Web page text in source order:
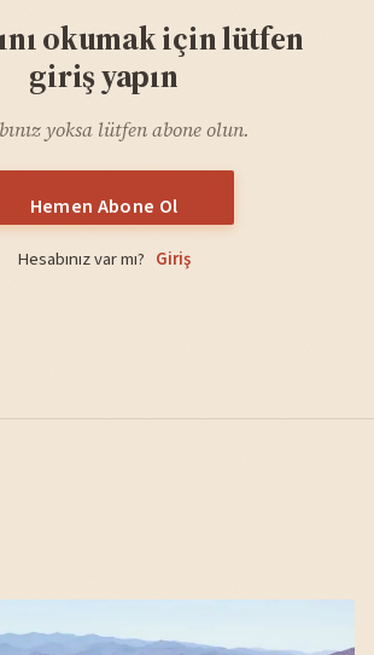
okumak için lütfen
giriş yapın
yoksa lütfen abone olun.
Hemen Abone Ol
Hesabınız var mı? Giriş